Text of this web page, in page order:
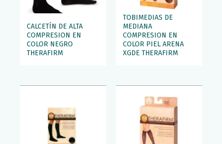
CALCETÍN DE ALTA
COMPRESION EN
COLOR NEGRO
THERAFIRM
TOBIMEDIAS DE
MEDIANA
COMPRESION EN
COLOR PIEL ARENA
XGDE THERAFIRM